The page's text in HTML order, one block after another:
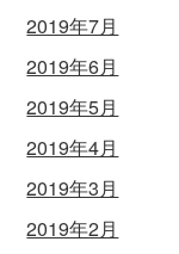
2019年7月
2019年6月
2019年5月
2019年4月
2019年3月
2019年2月